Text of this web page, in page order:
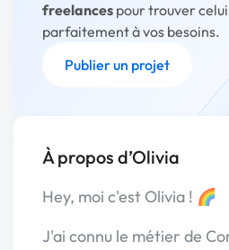
freelances pour trouver
parfaitement à vos besoins.
Publier un projet
À propos d’Olivia
Hey, moi c'est Olivia ! 🌈
J'ai connu le métier de